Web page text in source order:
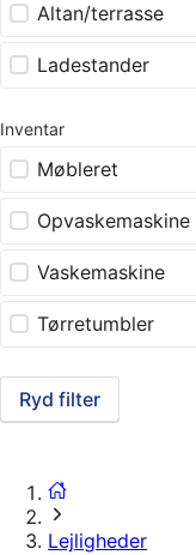
Altan/terrasse
Ladestander
Inventar
Møbleret
Opvaskemaskine
Vaskemaskine
Tørretumbler
Ryd filter
Lejligheder